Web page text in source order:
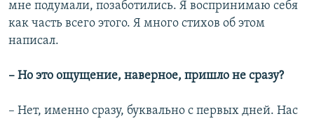
мне подумали, позаботились. Я воспринимаю себя
как часть всего этого. Я много стихов об этом
написал.
– Но это ощущение, наверное, пришло не сразу?
– Нет, именно сразу, буквально с первых дней. Нас